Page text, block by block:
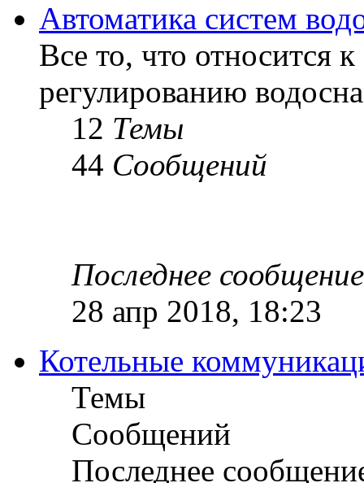
Автоматика систем
Все то, что относится
регулированию
12 Темы
44 Сообщений
Последнее сообщение
28 апр 2018, 18:23
Котельные
Темы
Сообщений
Последнее